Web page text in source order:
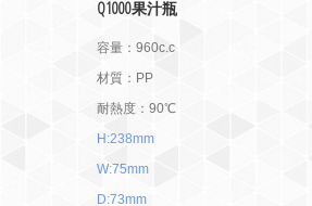
Q1000果汁瓶
容量：960c.c
材質：PP
耐熱度：90℃
H:238mm
W:75mm
D:73mm